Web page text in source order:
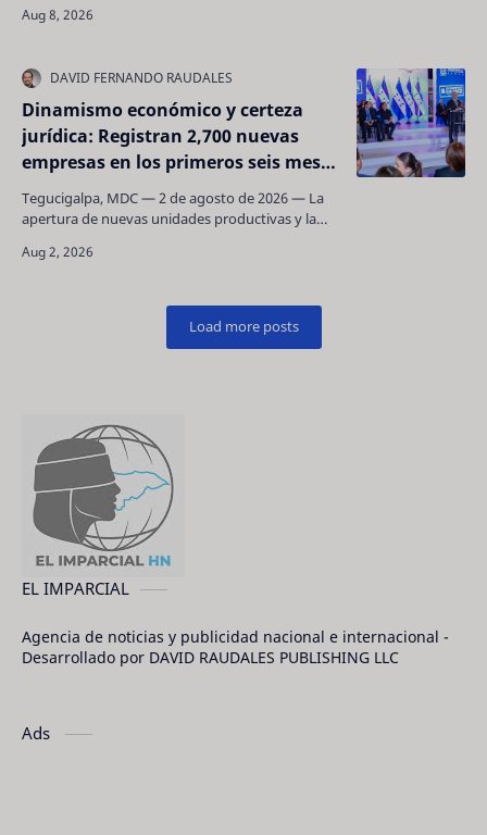
…
Dinamismo económico y certeza
jurídica: Registran 2,700 nuevas
empresas en los primeros seis meses
de gestión gubernamental
Tegucigalpa, MDC — 2 de agosto de 2026 — La
apertura de nuevas unidades productivas y la
como ejes p…
EL IMPARCIAL
Agencia de noticias y publicidad nacional e internacional -
Desarrollado por DAVID RAUDALES PUBLISHING LLC
Ads